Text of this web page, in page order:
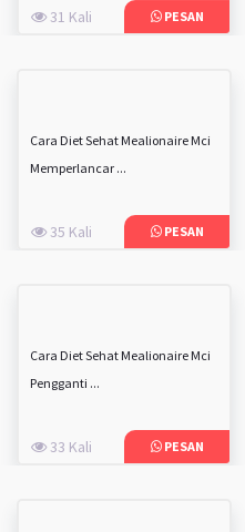
31 Kali PESAN
Cara Diet Sehat Mealionaire Mci
Memperlancar ...
35 Kali PESAN
Cara Diet Sehat Mealionaire Mci
Pengganti ...
33 Kali PESAN